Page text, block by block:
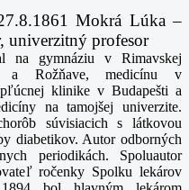
Mokrá Lúka –
univerzitný profesor
na gymnáziu v Rimavskej
a Rožňave, medicínu v
klinike v Budapešti a
na tamojšej univerzite.
súvisiacich s látkovou
diabetikov. Autor odborných
periodikách. Spoluautor
ročenky Spolku lekárov